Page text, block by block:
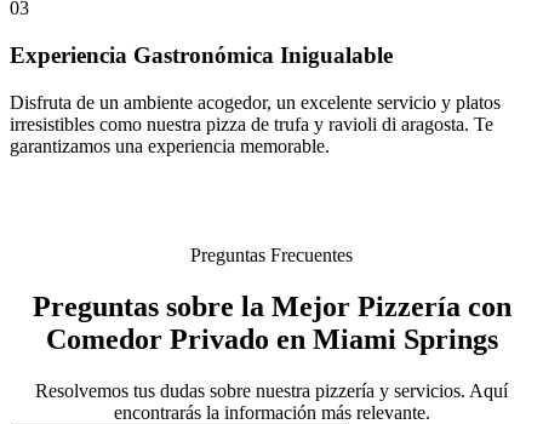
03
Experiencia Gastronómica Inigualable
Disfruta de un ambiente acogedor, un excelente servicio y platos
irresistibles como nuestra pizza de trufa y ravioli di aragosta. Te
garantizamos una experiencia memorable.
Preguntas Frecuentes
Preguntas sobre la Mejor Pizzería con
Comedor Privado en Miami Springs
Resolvemos tus dudas sobre nuestra pizzería y servicios. Aquí
encontrarás la información más relevante.